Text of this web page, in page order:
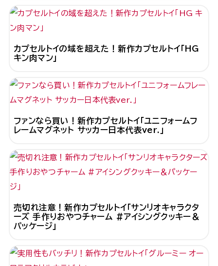
カプセルトイの域を超えた！新作カプセルトイ「HG
キン肉マン」
ファンなら買い！新作カプセルトイ「ユニフォームフ
レームマグネット サッカー日本代表ver.」
売切れ注意！新作カプセルトイ「サンリオキャラクタ
ーズ 手作りおやつチャーム #アイシングクッキー＆
パッケージ」